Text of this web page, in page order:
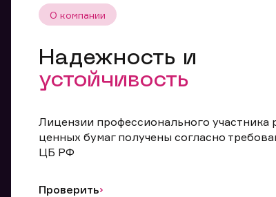
О компании
Надежность и
устойчивость
Лицензии профессионального участника
ценных бумаг получены согласно
ЦБ РФ
Проверить